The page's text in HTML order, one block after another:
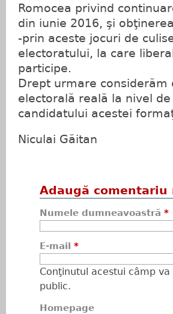
Romocea privind
din iunie 2016, şi
-prin aceste jocuri de
electoratului, la care
participe.
Drept urmare
electorală reală la nivel
candidatului acestei
Niculai Găitan
Adaugă comentariu
Numele dumneavoastră *
E-mail *
Conţinutul acestui câmp
public.
Homepage